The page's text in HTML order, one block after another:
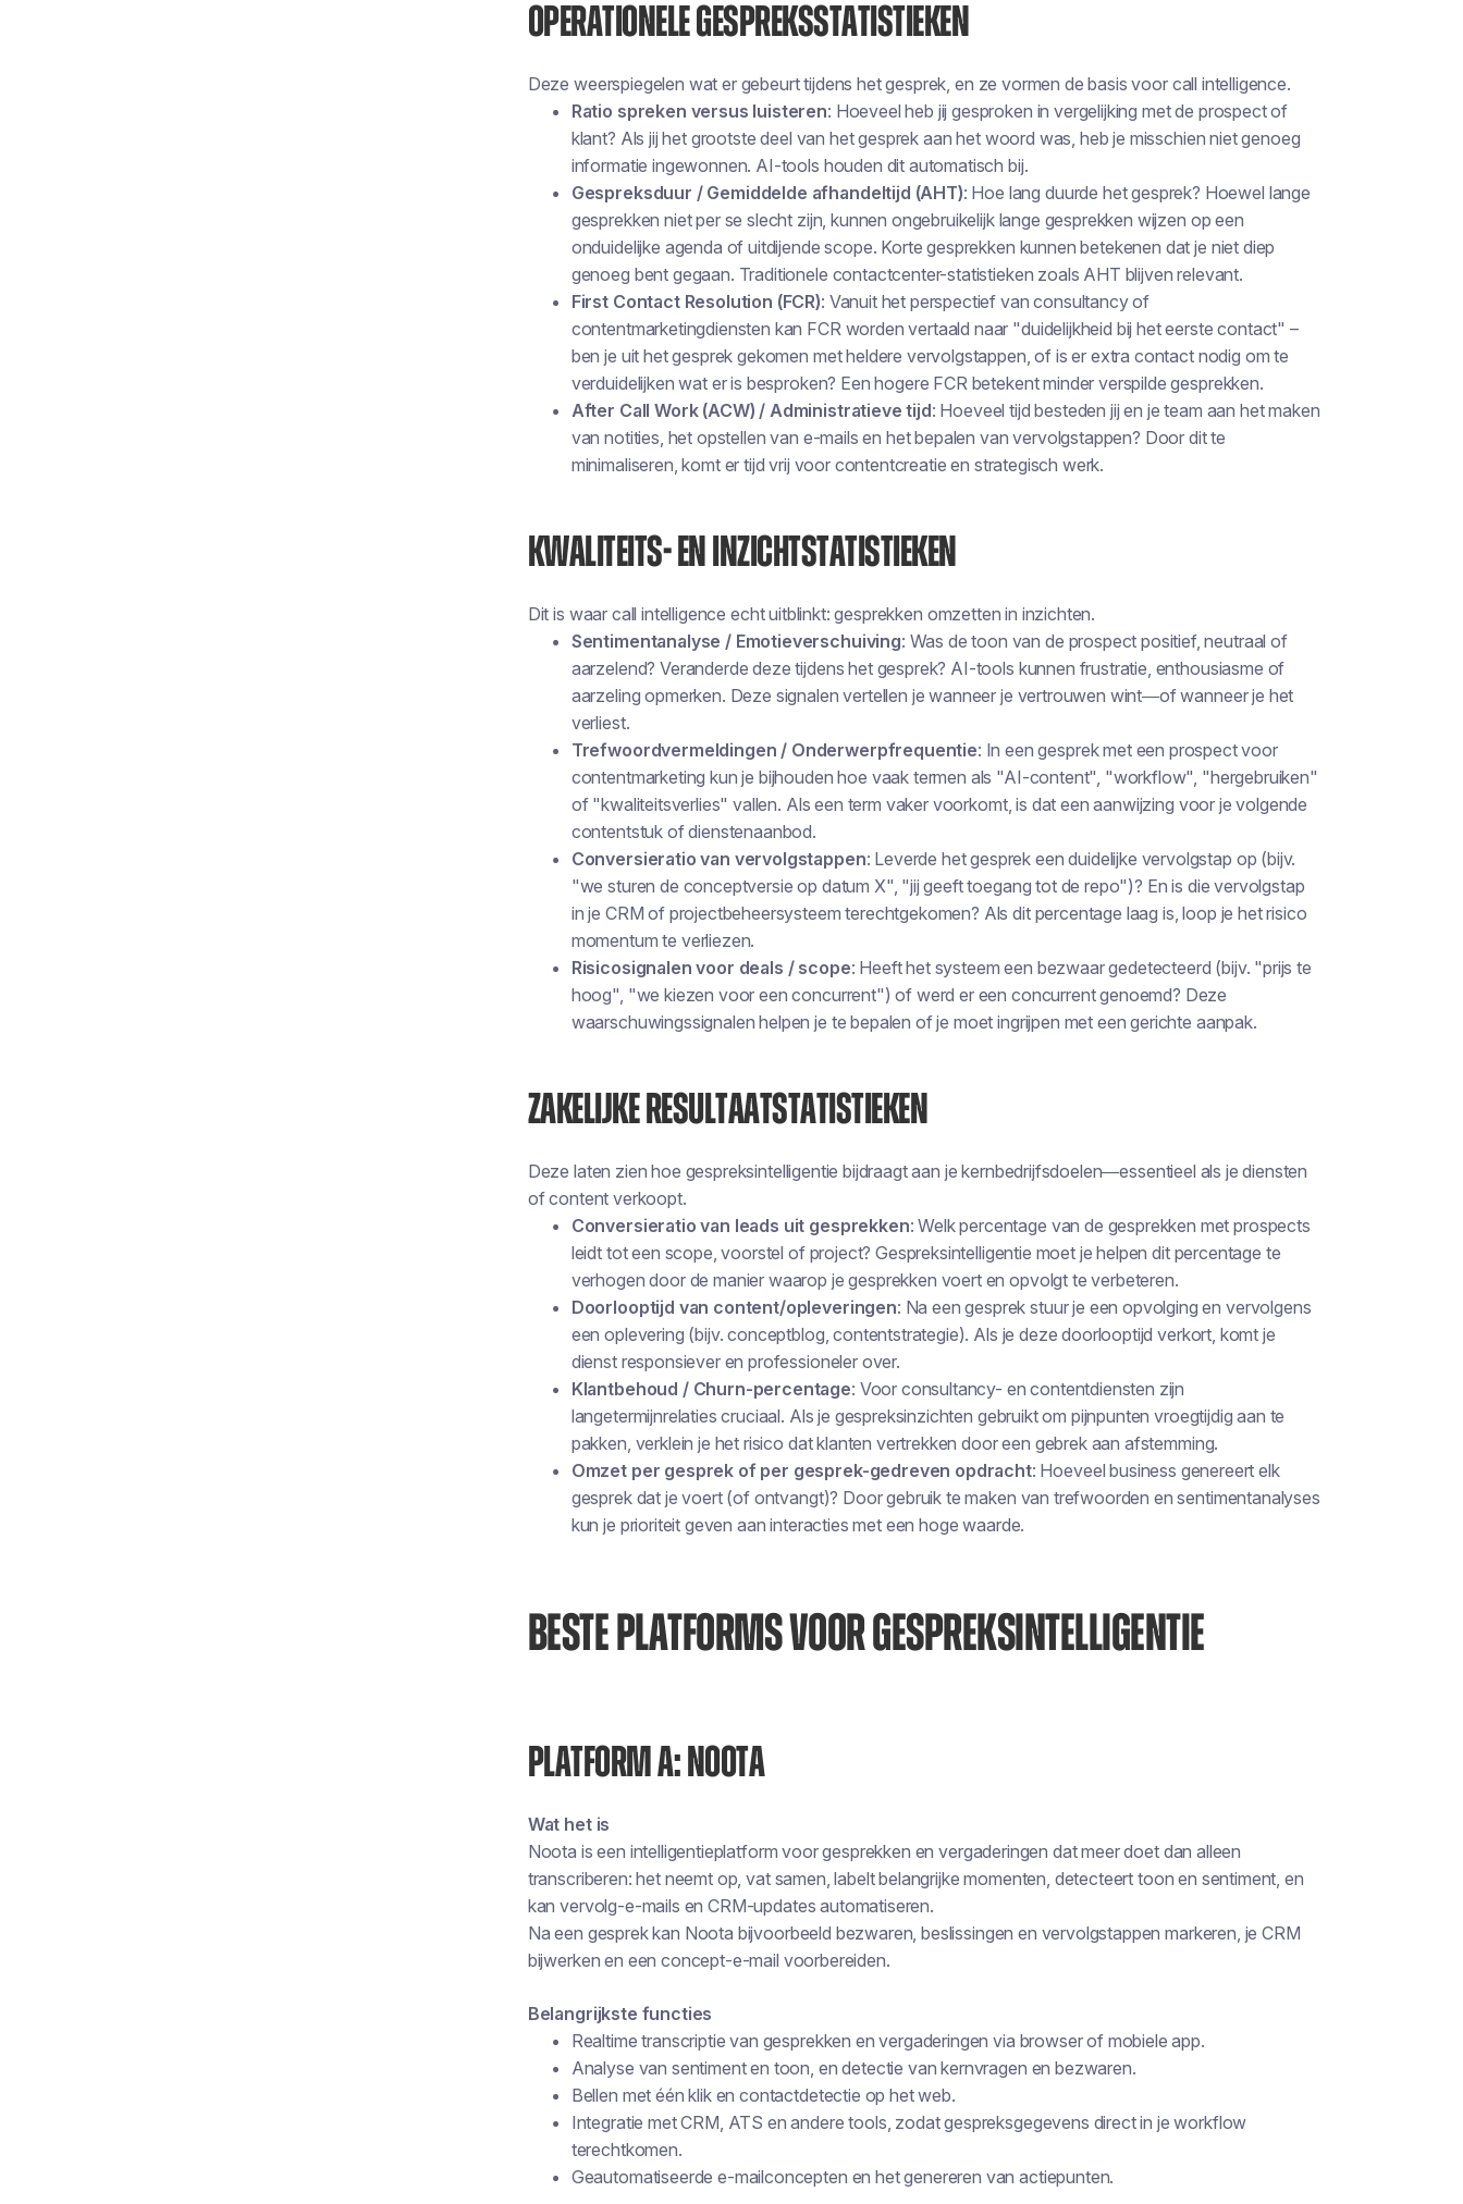
OPERATIONELE GESPREKSSTATISTIEKEN
Deze weerspiegelen wat er gebeurttijdens het gesprek, en ze vormen de basis voor call intelligence.
Ratio spreken versus luisteren: Hoeveel heb jij gesproken in vergelijking met de prospect of
klant? Als jij het grootste deel van het gesprek aan het woord was, heb je misschien niet genoeg
informatie ingewonnen. AI-tools houden dit automatisch bij.
Gespreksduur / Gemiddelde afhandeltijd (AHT): Hoe lang duurde het gesprek? Hoewel lange
gesprekken niet per se slecht zijn, kunnen ongebruikelijk lange gesprekken wijzen op een
onduidelijke agenda of uitdijende scope. Korte gesprekken kunnen betekenen dat je niet diep
genoeg bent gegaan. Traditionele contactcenter-statistieken zoals AHT blijven relevant.
First Contact Resolution (FCR): Vanuit het perspectief van consultancy of
contentmarketingdiensten kan FCR worden vertaald naar "duidelijkheid bij het eerste contact" –
ben je uit het gesprek gekomen met heldere vervolgstappen, of is er extra contact nodig om te
verduidelijken wat er is besproken? Een hogere FCR betekent minder verspilde gesprekken.
After Call Work (ACW) / Administratieve tijd: Hoeveel tijd besteden jij en je team aan het maken
van notities, het opstellen van e-mails en het bepalen van vervolgstappen? Door dit te
minimaliseren, komt er tijd vrij voor contentcreatie en strategisch werk.
KWALITEITS- EN INZICHTSTATISTIEKEN
Dit is waar call intelligence echt uitblinkt: gesprekken omzetten in inzichten.
Sentimentanalyse / Emotieverschuiving: Was de toon van de prospect positief, neutraal of
aarzelend? Veranderde deze tijdens het gesprek? AI-tools kunnen frustratie, enthousiasme of
aarzeling opmerken. Deze signalen vertellen je wanneer je vertrouwen wint—of wanneer je het
verliest.
Trefwoordvermeldingen / Onderwerpfrequentie: In een gesprek met een prospect voor
contentmarketing kun je bijhouden hoe vaak termen als "AI-content", "workflow", "hergebruiken"
of "kwaliteitsverlies" vallen. Als een term vaker voorkomt, is dat een aanwijzing voor je volgende
contentstuk of dienstenaanbod.
Conversieratio van vervolgstappen: Leverde het gesprek een duidelijke vervolgstap op (bijv.
"we sturen de conceptversie op datum X", "jij geeft toegang tot de repo")? En is die vervolgstap
in je CRM of projectbeheersysteem terechtgekomen? Als dit percentage laag is, loop je het risico
momentum te verliezen.
Risicosignalen voor deals / scope: Heeft het systeem een bezwaar gedetecteerd (bijv. "prijs te
hoog", "we kiezen voor een concurrent") of werd er een concurrent genoemd? Deze
waarschuwingssignalen helpen je te bepalen of je moet ingrijpen met een gerichte aanpak.
ZAKELIJKE RESULTAATSTATISTIEKEN
Deze laten zien hoe gespreksintelligentie bijdraagt aan je kernbedrijfsdoelen—essentieel als je diensten
of content verkoopt.
Conversieratio van leads uit gesprekken: Welk percentage van de gesprekken met prospects
leidt tot een scope, voorstel of project? Gespreksintelligentie moet je helpen dit percentage te
verhogen door de manier waarop je gesprekken voert en opvolgt te verbeteren.
Doorlooptijd van content/opleveringen: Na een gesprek stuur je een opvolging en vervolgens
een oplevering (bijv. conceptblog, contentstrategie). Als je deze doorlooptijd verkort, komt je
dienst responsiever en professioneler over.
Klantbehoud / Churn-percentage: Voor consultancy- en contentdiensten zijn
langetermijnrelaties cruciaal. Als je gespreksinzichten gebruikt om pijnpunten vroegtijdig aan te
pakken, verklein je het risico dat klanten vertrekken door een gebrek aan afstemming.
Omzet per gesprek of per gesprek-gedreven opdracht: Hoeveel business genereert elk
gesprek dat je voert (of ontvangt)? Door gebruik te maken van trefwoorden en sentimentanalyses
kun je prioriteit geven aan interacties met een hoge waarde.
BESTE PLATFORMS VOOR GESPREKSINTELLIGENTIE
PLATFORM A: NOOTA
Wat het is
Noota is een intelligentieplatform voor gesprekken en vergaderingen dat meer doet dan alleen
transcriberen: het neemt op, vat samen, labelt belangrijke momenten, detecteert toon en sentiment, en
kan vervolg-e-mails en CRM-updates automatiseren.
Na een gesprek kan Noota bijvoorbeeld bezwaren, beslissingen en vervolgstappen markeren, je CRM
bijwerken en een concept-e-mail voorbereiden.
Belangrijkste functies
Realtime transcriptie van gesprekken en vergaderingen via browser of mobiele app.
Analyse van sentiment en toon, en detectie van kernvragen en bezwaren.
Bellen met één klik en contactdetectie op het web.
Integratie met CRM, ATS en andere tools, zodat gespreksgegevens direct in je workflow
terechtkomen.
Geautomatiseerde e-mailconcepten en het genereren van actiepunten.